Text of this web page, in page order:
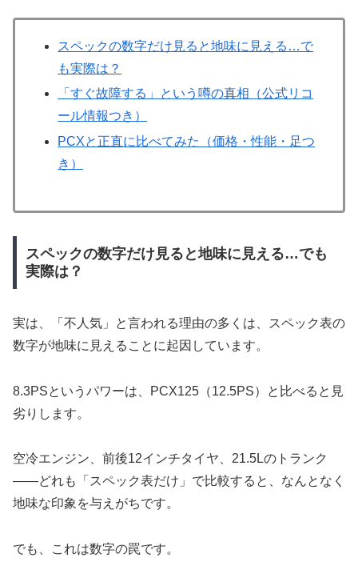
スペックの数字だけ見ると地味に見える…で
も実際は？
「すぐ故障する」という噂の真相（公式リコ
ール情報つき）
PCXと正直に比べてみた（価格・性能・足つ
き）
スペックの数字だけ見ると地味に見える…でも
実際は？
実は、「不人気」と言われる理由の多くは、スペック表の
数字が地味に見えることに起因しています。
8.3PSというパワーは、PCX125（12.5PS）と比べると見
劣りします。
空冷エンジン、前後12インチタイヤ、21.5Lのトランク
――どれも「スペック表だけ」で比較すると、なんとなく
地味な印象を与えがちです。
でも、これは数字の罠です。